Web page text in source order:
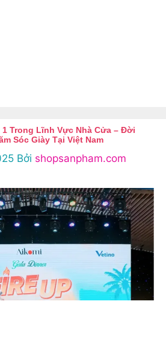
Trong Lĩnh Vực Nhà Cửa – Đời
Sóc Giày Tại Việt Nam
Bởi shopsanpham.com